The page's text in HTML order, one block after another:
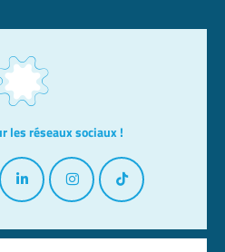
les réseaux sociaux !